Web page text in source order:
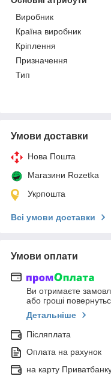
Виробник
Країна виробник
Кріплення
Призначення
Тип
Умови доставки
Нова Пошта
Магазини Rozetka
Укрпошта
Всі умови доставки
Умови оплати
Ви отримаєте
або гроші
Детальніше
Післяплата
Оплата на рахунок
на карту